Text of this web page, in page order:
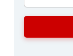
Sprint
športový